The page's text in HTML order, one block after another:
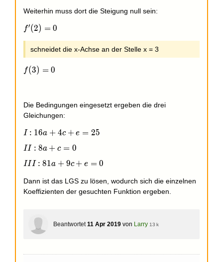
Weiterhin muss dort die Steigung null sein:
f'(2)=0
f′(2) = 0
schneidet die x-Achse an der Stelle x = 3
f(3)=0
f(3) = 0
Die Bedingungen eingesetzt ergeben die drei
Gleichungen:
I:
16a+4c+e=25
\\ II:
8a+c=0\\ III:
I : 16a + 4c + e = 25
II : 8a + c = 0
III : 81a + 9c + e = 0
Dann ist das LGS zu lösen, wodurch sich die einzelnen
Koeffizienten der gesuchten Funktion ergeben.
Beantwortet 11 Apr 2019 von Larry 13 k